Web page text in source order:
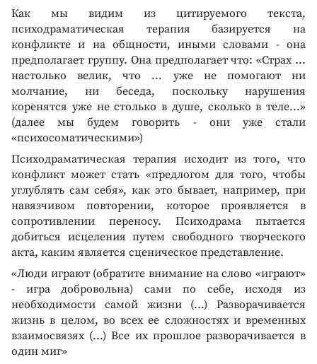
Как мы видим из цитируемого текста,
психодраматическая терапия базируется на
конфликте и на общности, иными словами - она
предполагает группу. Она предполагает что: «Страх ...
настолько велик, что ... уже не помогают ни
молчание, ни беседа, поскольку нарушения
коренятся уже не столько в душе, сколько в теле...»
(далее мы будем говорить - они уже стали
«психосоматическими»)
Психодраматическая терапия исходит из того, что
конфликт может стать «предлогом для того, чтобы
углублять сам себя», как это бывает, например, при
навязчивом повторении, которое проявляется в
сопротивлении переносу. Психодрама пытается
добиться исцеления путем свободного творческого
акта, каким является сценическое представление.
«Люди играют (обратите внимание на слово «играют»
- игра добровольна) сами по себе, исходя из
необходимости самой жизни (...) Разворачивается
жизнь в целом, во всех ее сложностях и временных
взаимосвязях (...) Все их прошлое разворачивается в
один миг»